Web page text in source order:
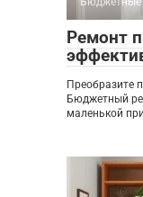
Ремонт
Преобразите
Бюджетный
маленькой